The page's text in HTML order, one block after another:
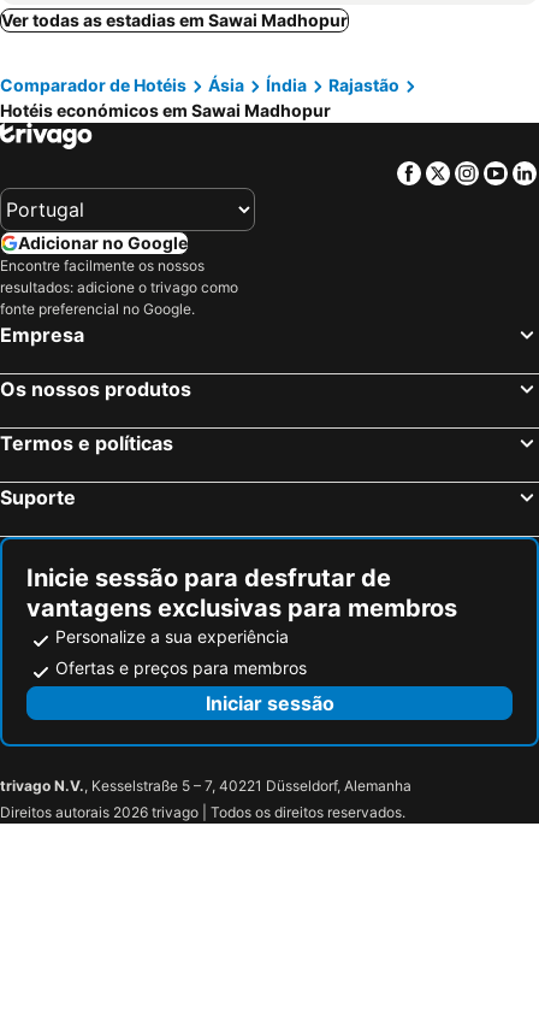
Ver todas as estadias em Sawai Madhopur
Comparador de Hotéis Ásia Índia
Rajastão
Hotéis económicos em Sawai Madhopur
Facebook
Twitter
Adicionar no Google
Encontre facilmente os nossos
resultados: adicione o trivago como
fonte preferencial no Google.
Empresa
Os nossos produtos
Termos e políticas
Suporte
Inicie sessão para desfrutar de
vantagens exclusivas para membros
Personalize a sua experiência
Ofertas e preços para membros
Iniciar sessão
trivago N.V., Kesselstraße 5 – 7, 40221 Düsseldorf, Alemanha
Direitos autorais 2026 trivago | Todos os direitos reservados.